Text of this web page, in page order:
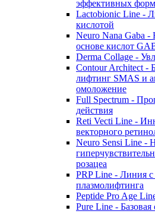
эффективных
Lactobionic Line -
кислотой
Neuro Nana Gaba -
основе кислот
Derma Collage -
Contour Architect -
лифтинг SMAS и
омоложение
Full Spectrum -
действия
Reti Vecti Line -
векторного
Neuro Sensi Line -
розацеа
PRP Line - Линия
плазмолифтинга
Peptide Pro Age
Pure Line -